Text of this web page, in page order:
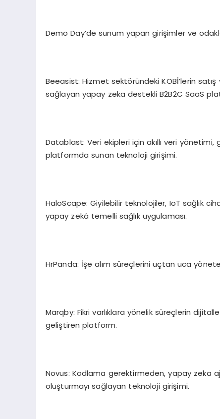
Demo Day’de sunum yapan girişimler ve
Beeasist: Hizmet sektöründeki KOBİ’lerin
sağlayan yapay zeka destekli B2B2C SaaS
Datablast: Veri ekipleri için akıllı veri
platformda sunan teknoloji girişimi.
HaloScape: Giyilebilir teknolojiler, IoT sağlık
yapay zekâ temelli sağlık uygulaması.
HrPanda: İşe alım süreçlerini uçtan uca
Marqby: Fikri varlıklara yönelik süreçlerin
geliştiren platform.
Novus: Kodlama gerektirmeden, yapay zeka
oluşturmayı sağlayan teknoloji girişimi.